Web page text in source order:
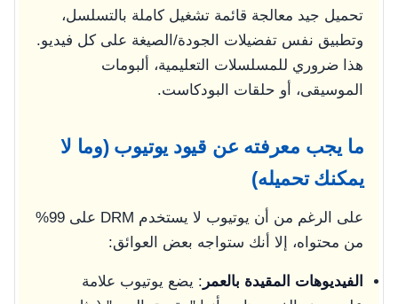
تحميل جيد معالجة قائمة تشغيل كاملة بالتسلسل،
وتطبيق نفس تفضيلات الجودة/الصيغة على كل فيديو.
هذا ضروري للمسلسلات التعليمية، ألبومات
الموسيقى، أو حلقات البودكاست.
ما يجب معرفته عن قيود يوتيوب (وما لا
يمكنك تحميله)
على الرغم من أن يوتيوب لا يستخدم DRM على 99%
من محتواه، إلا أنك ستواجه بعض العوائق:
الفيديوهات المقيدة بالعمر : يضع يوتيوب علامة